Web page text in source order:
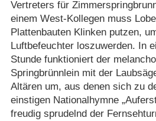
Vertreters für
einem West-Kollegen muss
Plattenbauten Klinken putzen,
Luftbefeuchter loszuwerden. In
Stunde funktioniert der
Springbrünnlein mit der
Altären um, aus denen sich zu
einstigen Nationalhymne
freudig sprudelnd der